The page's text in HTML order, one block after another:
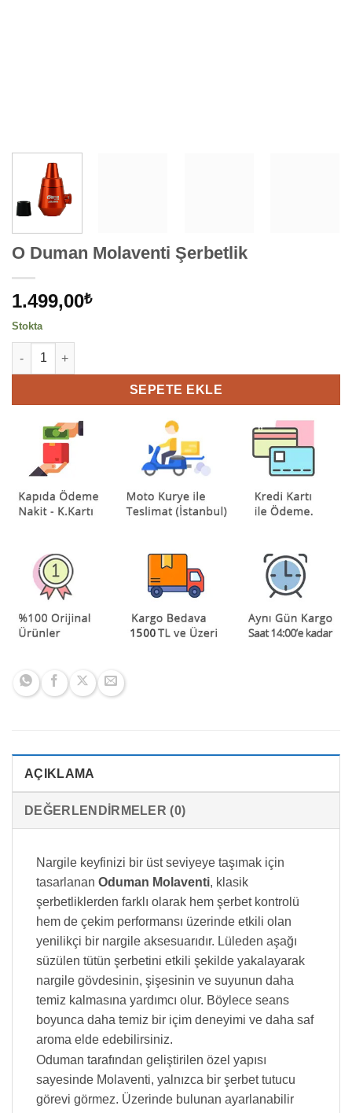
O Duman Molaventi Şerbetlik
1.499,00₺
Stokta
O Duman Molaventi Şerbetlik adet
SEPETE EKLE
AÇIKLAMA
DEĞERLENDIRMELER (0)
Nargile keyfinizi bir üst seviyeye taşımak için
tasarlanan Oduman Molaventi, klasik
şerbetliklerden farklı olarak hem şerbet kontrolü
hem de çekim performansı üzerinde etkili olan
yenilikçi bir nargile aksesuarıdır. Lüleden aşağı
süzülen tütün şerbetini etkili şekilde yakalayarak
nargile gövdesinin, şişesinin ve suyunun daha
temiz kalmasına yardımcı olur. Böylece seans
boyunca daha temiz bir içim deneyimi ve daha saf
aroma elde edebilirsiniz.
Oduman tarafından geliştirilen özel yapısı
sayesinde Molaventi, yalnızca bir şerbet tutucu
görevi görmez. Üzerinde bulunan ayarlanabilir